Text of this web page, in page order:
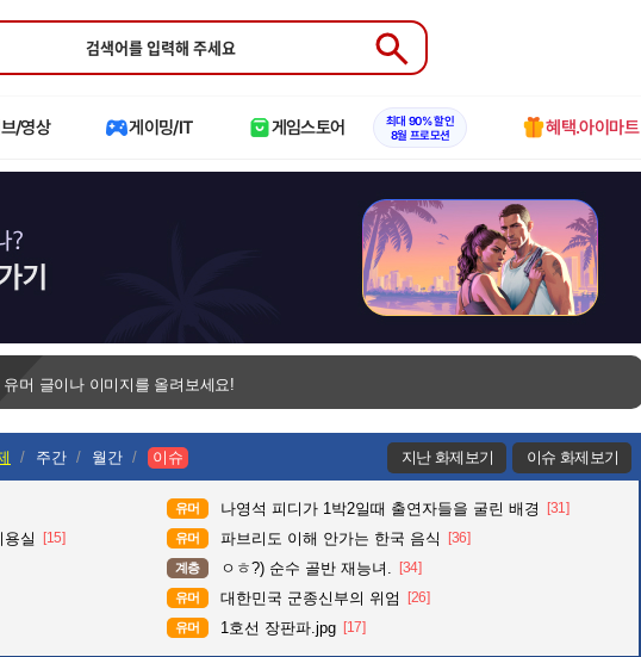
Submit
/영상 게이밍/IT 게임스토어
최대 90% 할인
8월 프로모션
혜택.아이마트
머 글이나 이미지를 올려보세요!
주간 월간 이슈 지난 화제보기 이슈 화제보기
유머 나영석 피디가 1박2일때 출연자들을 굴린 배경 [31]
실 [15] 유머 파브리도 이해 안가는 한국 음식 [36]
계층 ㅇㅎ?) 순수 골반 재능녀. [34]
유머 대한민국 군종신부의 위엄 [26]
유머 1호선 장판파.jpg [17]